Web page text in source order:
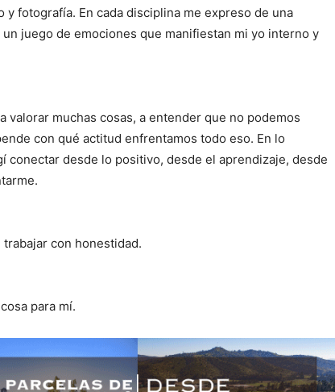
y fotografía. En cada disciplina me expreso de una
juego de emociones que manifiestan mi yo interno y
valorar muchas cosas, a entender que no podemos
con qué actitud enfrentamos todo eso. En lo
conectar desde lo positivo, desde el aprendizaje, desde
con honestidad.
para mí.